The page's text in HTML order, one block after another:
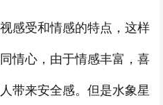
感受和情感的特点，这样
情心，由于情感丰富，喜
带来安全感。但是水象星